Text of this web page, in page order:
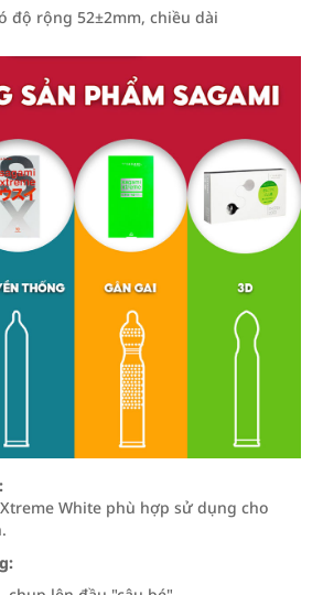
độ rộng 52±2mm, chiều dài
Xtreme White phù hợp sử dụng cho